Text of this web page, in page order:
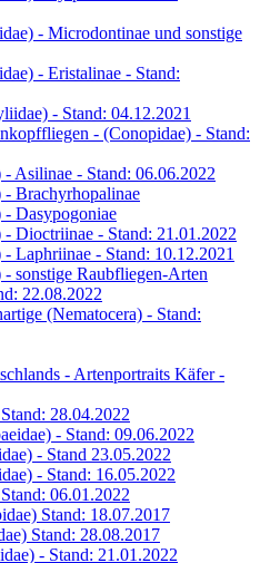
- Microdontinae und sonstige
- Eristalinae - Stand:
- Stand: 04.12.2021
- (Conopidae) - Stand:
Asilinae - Stand: 06.06.2022
Brachyrhopalinae
Dasypogoniae
Dioctriinae - Stand: 21.01.2022
Laphriinae - Stand: 10.12.2021
sonstige Raubfliegen-Arten
22.08.2022
(Nematocera) - Stand:
- Artenportraits Käfer -
28.04.2022
- Stand: 09.06.2022
- Stand 23.05.2022
- Stand: 16.05.2022
06.01.2022
Stand: 18.07.2017
Stand: 28.08.2017
- Stand: 21.01.2022